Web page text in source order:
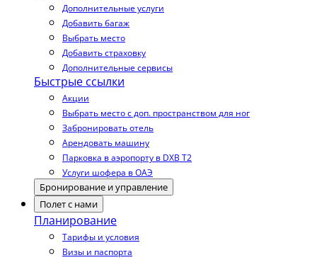
Дополнительные услуги
Добавить багаж
Выбрать место
Добавить страховку
Дополнительные сервисы
Быстрые ссылки
Акции
Выбрать место с доп. пространством для ног
Забронировать отель
Арендовать машину
Парковка в аэропорту в DXB T2
Услуги шофера в ОАЭ
Бронирование и управление
Полет с нами
Планирование
Тарифы и условия
Визы и паспорта